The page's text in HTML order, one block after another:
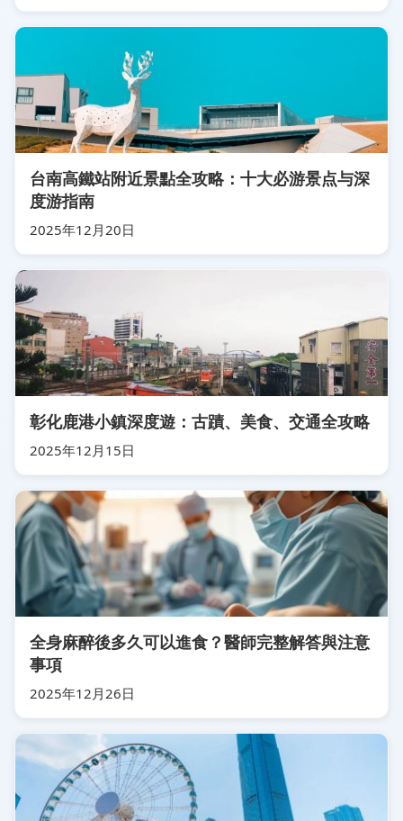
台南高鐵站附近景點全攻略：十大必游景点与深
度游指南
2025年12月20日
彰化鹿港小鎮深度遊：古蹟、美食、交通全攻略
2025年12月15日
全身麻醉後多久可以進食？醫師完整解答與注意
事項
2025年12月26日